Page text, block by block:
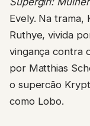
Evely. Na trama,
Ruthye, vivida
vingança contra
por Matthias
o supercão
como Lobo.